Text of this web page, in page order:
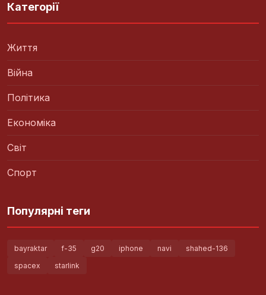
Категорії
Життя
Війна
Політика
Економіка
Світ
Спорт
Популярні теги
bayraktar f-35 g20 iphone navi
shahed-136
spacex
starlink